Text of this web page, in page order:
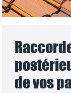
de vos